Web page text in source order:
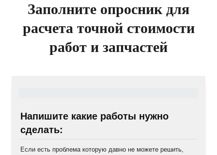
Заполните опросник для
расчета точной стоимости
работ и запчастей
Напишите какие работы нужно
сделать:
Если есть проблема которую давно не можете решить,